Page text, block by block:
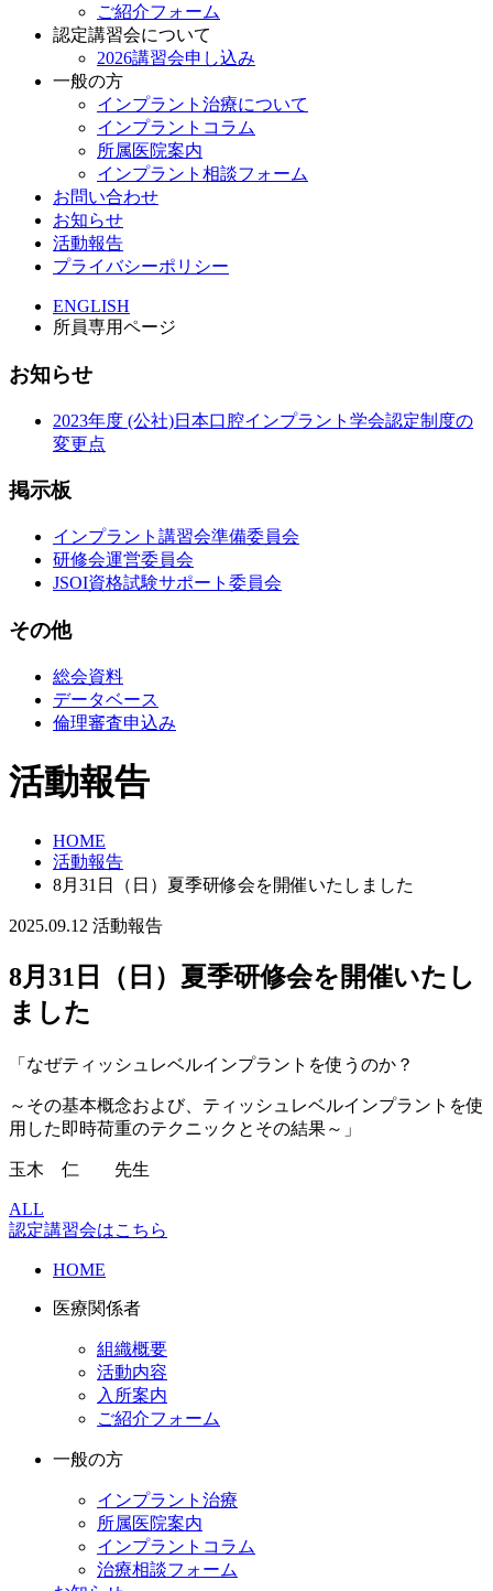
ご紹介フォーム
認定講習会について
2026講習会申し込み
一般の方
インプラント治療について
インプラントコラム
所属医院案内
インプラント相談フォーム
お問い合わせ
お知らせ
活動報告
プライバシーポリシー
ENGLISH
所員専用ページ
お知らせ
2023年度 (公社)日本口腔インプラント学会認定制度の
変更点
掲示板
インプラント講習会準備委員会
研修会運営委員会
JSOI資格試験サポート委員会
その他
総会資料
データベース
倫理審査申込み
活動報告
HOME
活動報告
8月31日（日）夏季研修会を開催いたしました
2025.09.12 活動報告
8月31日（日）夏季研修会を開催いたし
ました
「なぜティッシュレベルインプラントを使うのか？
～その基本概念および、ティッシュレベルインプラントを使
用した即時荷重のテクニックとその結果～」
玉木 仁 先生
ALL
認定講習会はこちら
HOME
医療関係者
組織概要
活動内容
入所案内
ご紹介フォーム
一般の方
インプラント治療
所属医院案内
インプラントコラム
治療相談フォーム